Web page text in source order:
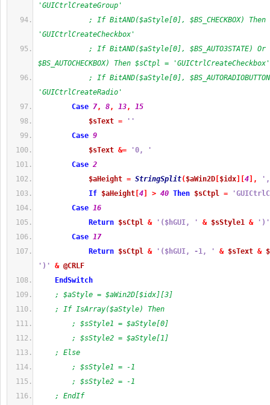
'GUICtrlCreateGroup'
; If BitAND($aStyle[0], $BS_CHECKBOX)
'GUICtrlCreateCheckbox'
; If BitAND($aStyle[0], $BS_AUTO3STATE)
$BS_AUTOCHECKBOX) Then $sCtpl = 'GUICtrlCreateCheckbox'
; If BitAND($aStyle[0],
'GUICtrlCreateRadio'
Case 7, 8, 13,
15
$sText =
''
Case 9
$sText &=
'0, '
Case 2
$aHeight = StringSplit( $aWin2D $idx 4 ,
If $aHeight 4 > 40 Then $sCtpl =
Case 16
Return $sCtpl & '($hGUI, ' & $sStyle1 &
')'
Case 17
Return $sCtpl & '($hGUI, -1, ' & $sText &
')'
& @CRLF
EndSwitch
; $aStyle = $aWin2D[$idx][3]
; If IsArray($aStyle) Then
; $sStyle1 = $aStyle[0]
; $sStyle2 = $aStyle[1]
; Else
; $sStyle1 = -1
; $sStyle2 = -1
; EndIf